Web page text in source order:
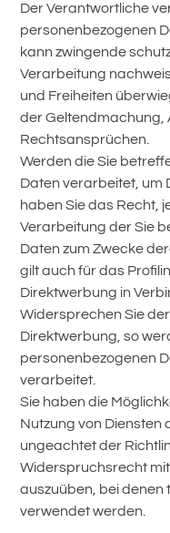
Der Verantwortliche
personenbezogenen
kann zwingende
Verarbeitung
und Freiheiten
der Geltendmachung,
Rechtsansprüchen.
Werden die Sie
Daten verarbeitet, um
haben Sie das Recht,
Verarbeitung der Sie
Daten zum Zwecke
gilt auch für das
Direktwerbung in
Widersprechen Sie
Direktwerbung, so
personenbezogenen
verarbeitet.
Sie haben die
Nutzung von
ungeachtet der
Widerspruchsrecht
auszuüben, bei denen
verwendet werden.